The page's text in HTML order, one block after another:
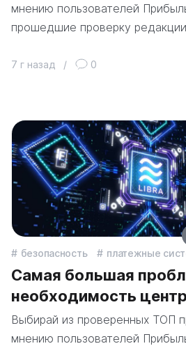
мнению пользователей
прошедшие проверку
7 г назад / 0
безопасность платежные
Самая большая
необходимость
Выбирай из проверенных ТОП
мнению пользователей